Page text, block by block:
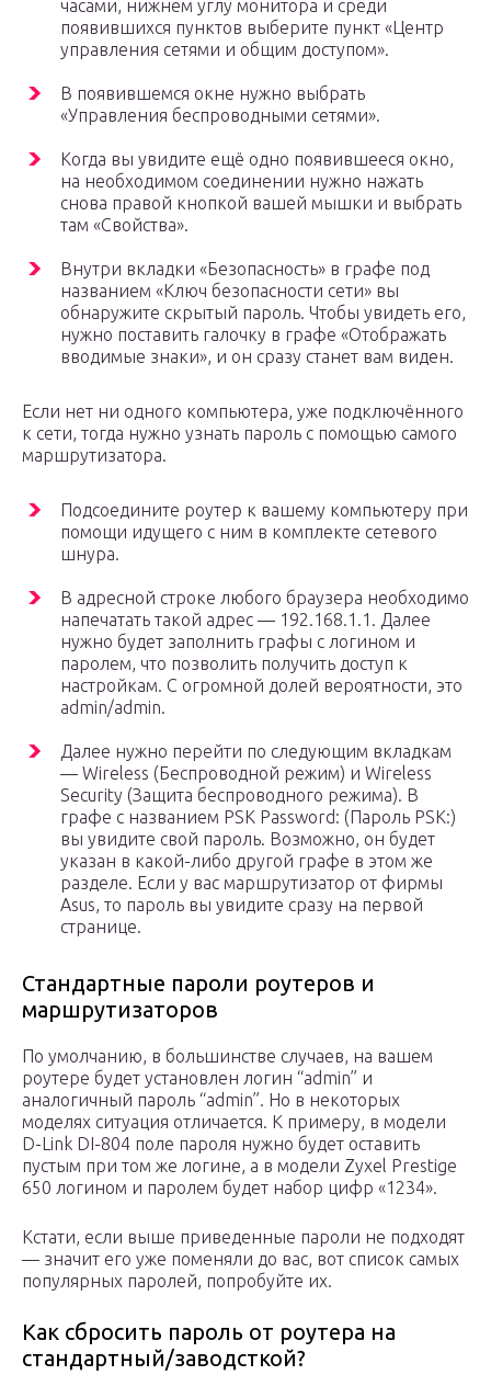
часами, нижнем углу монитора и среди
появившихся пунктов выберите пункт «Центр
управления сетями и общим доступом».
В появившемся окне нужно выбрать
«Управления беспроводными сетями».
Когда вы увидите ещё одно появившееся окно,
на необходимом соединении нужно нажать
снова правой кнопкой вашей мышки и выбрать
там «Свойства».
Внутри вкладки «Безопасность» в графе под
названием «Ключ безопасности сети» вы
обнаружите скрытый пароль. Чтобы увидеть его,
нужно поставить галочку в графе «Отображать
вводимые знаки», и он сразу станет вам виден.
Если нет ни одного компьютера, уже подключённого
к сети, тогда нужно узнать пароль с помощью самого
маршрутизатора.
Подсоедините роутер к вашему компьютеру при
помощи идущего с ним в комплекте сетевого
шнура.
В адресной строке любого браузера необходимо
напечатать такой адрес — 192.168.1.1. Далее
нужно будет заполнить графы с логином и
паролем, что позволить получить доступ к
настройкам. С огромной долей вероятности, это
admin/admin.
Далее нужно перейти по следующим вкладкам
— Wireless (Беспроводной режим) и Wireless
Security (Защита беспроводного режима). В
графе с названием PSK Password: (Пароль PSK:)
вы увидите свой пароль. Возможно, он будет
указан в какой-либо другой графе в этом же
разделе. Если у вас маршрутизатор от фирмы
Asus, то пароль вы увидите сразу на первой
странице.
Стандартные пароли роутеров и
маршрутизаторов
По умолчанию, в большинстве случаев, на вашем
роутере будет установлен логин “admin” и
аналогичный пароль “admin”. Но в некоторых
моделях ситуация отличается. К примеру, в модели
D-Link DI-804 поле пароля нужно будет оставить
пустым при том же логине, а в модели Zyxel Prestige
650 логином и паролем будет набор цифр «1234».
Кстати, если выше приведенные пароли не подходят
— значит его уже поменяли до вас, вот список самых
популярных паролей, попробуйте их.
Как сбросить пароль от роутера на
стандартный/заводсткой?